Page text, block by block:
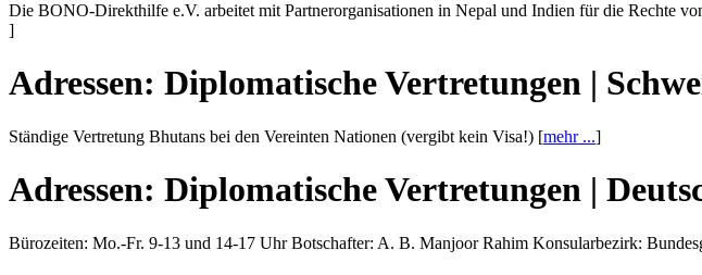
Die BONO-Direkthilfe e.V. arbeitet mit Partnerorganisationen in Nepal und Indien für die Rechte
]
Adressen: Diplomatische Vertretungen |
Ständige Vertretung Bhutans bei den Vereinten Nationen (vergibt kein Visa!) [mehr ...]
Adressen: Diplomatische Vertretungen |
Bürozeiten: Mo.-Fr. 9-13 und 14-17 Uhr Botschafter: A. B. Manjoor Rahim Konsularbezirk: